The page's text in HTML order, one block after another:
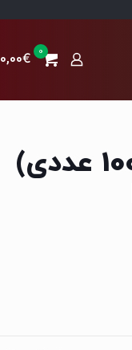
0
0,00€
چای کیسه ای محمود (100 عددی)